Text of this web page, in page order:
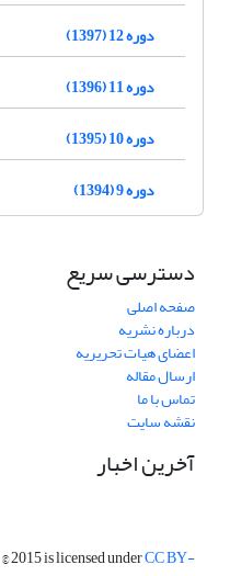
دوره 12 (1397)
دوره 11 (1396)
دوره 10 (1395)
دوره 9 (1394)
دسترسی سریع
صفحه اصلی
درباره نشریه
اعضای هیات تحریریه
ارسال مقاله
تماس با ما
نقشه سایت
آخرین اخبار
© 2015 is licensed underCC BY-